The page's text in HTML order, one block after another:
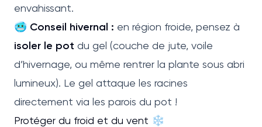
envahissant.
🥶 Conseil hivernal : en région froide, pensez à
isoler le pot du gel (couche de jute, voile
d’hivernage, ou même rentrer la plante sous abri
lumineux). Le gel attaque les racines
directement via les parois du pot !
Protéger du froid et du vent ❄️